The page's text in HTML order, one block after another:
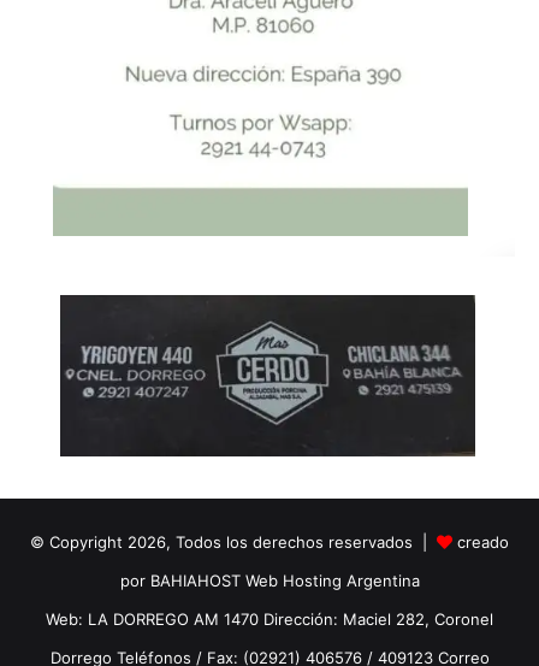
© Copyright 2026, Todos los derechos reservados |
creado
por BAHIAHOST Web Hosting Argentina
Web: LA DORREGO AM 1470 Dirección: Maciel 282, Coronel
Dorrego Teléfonos / Fax: (02921) 406576 / 409123 Correo